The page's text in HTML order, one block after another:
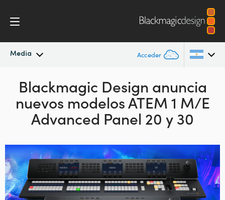
Media Acceder
Novedades
Archivo
Argentina
Australia
Austria
Brazil
Canada
China
Blackmagic Design anuncia
nuevos modelos ATEM 1 M/E
Advanced Panel 20 y 30